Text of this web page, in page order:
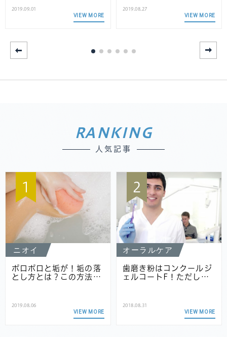
2019.09.01
VIEW MORE
2019.08.27
VIEW MORE
RANKING
人気記事
1
ニオイ
ポロポロと垢が！垢の落
とし方とは？この方法…
2019.08.06
VIEW MORE
2
オーラルケア
歯磨き粉はコンクールジ
ェルコートF！ただし…
2018.08.31
VIEW MORE